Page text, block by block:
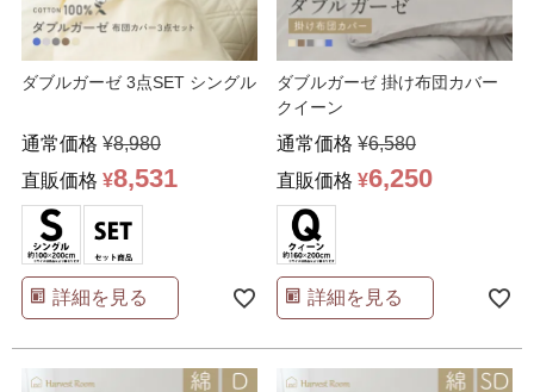
ダブルガーゼ 3点SET シングル
通常価格 ¥8,980
直販価格 ¥8,531
詳細を見る
ダブルガーゼ 掛け布団カバー
クイーン
通常価格 ¥6,580
直販価格 ¥6,250
詳細を見る